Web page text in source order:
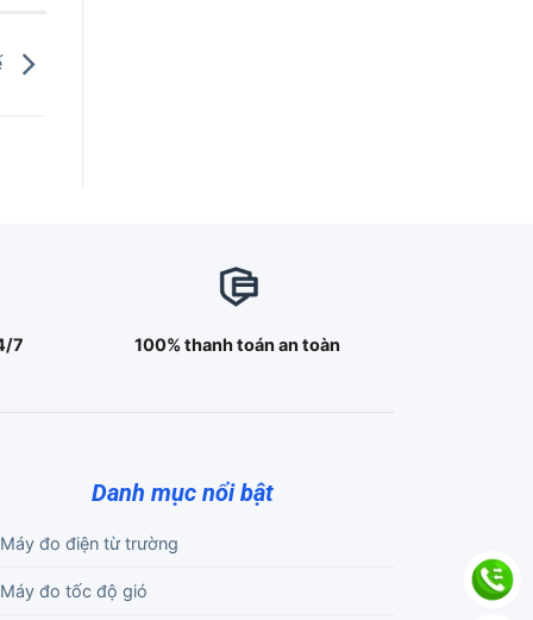
7 100% thanh toán an toàn
Danh mục nổi bật
Máy đo điện từ trường
Máy đo tốc độ gió